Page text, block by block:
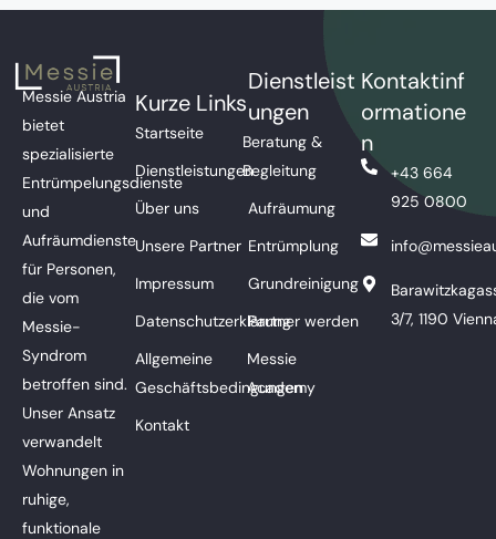
Messie Austria
bietet
spezialisierte
Entrümpelungsdienste
und
Aufräumdienste
für Personen,
die vom
Messie-
Syndrom
betroffen sind.
Unser Ansatz
verwandelt
Wohnungen in
ruhige,
funktionale
Kurze Links
Startseite
Dienstleistungen
Über uns
Unsere Partner
Impressum
Datenschutzerklärung
Allgemeine
Geschäftsbedingungen
Kontakt
Dienstleist
ungen
Beratung &
Begleitung
Aufräumung
Entrümplung
Grundreinigung
Partner werden
Messie
Academy
Kontaktinf
ormatione
n
+43 664
925 0800
3/7, 1190